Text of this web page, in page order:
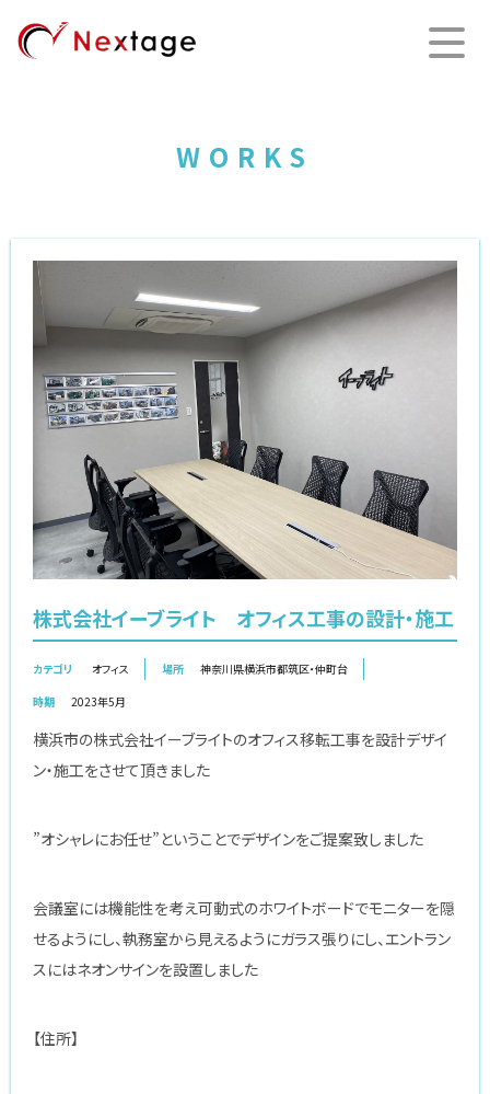
WORKS
株式会社イーブライト オフィス工事の設計・施工
カテゴリ オフィス 場所
神奈川県横浜市都筑区・仲町台
時期
2023年5月
横浜市の株式会社イーブライトのオフィス移転工事を設計デザイ
ン・施工をさせて頂きました
”オシャレにお任せ”ということでデザインをご提案致しました
会議室には機能性を考え可動式のホワイトボードでモニターを隠
せるようにし、執務室から見えるようにガラス張りにし、エントラン
スにはネオンサインを設置しました
【住所】